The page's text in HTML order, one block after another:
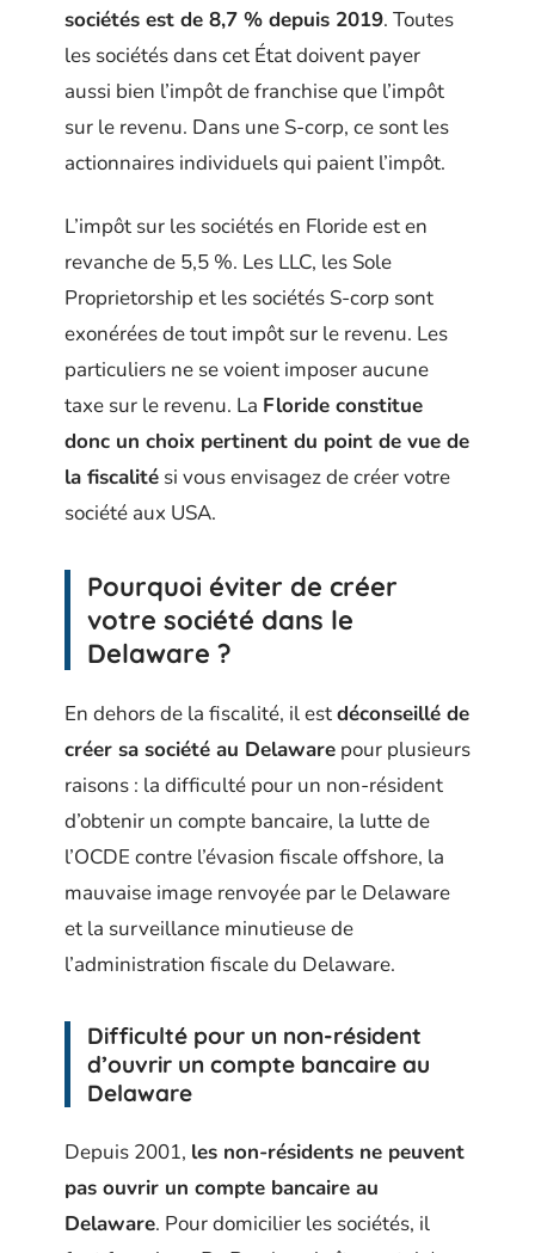
sociétés est de 8,7 % depuis 2019. Toutes
les sociétés dans cet État doivent payer
aussi bien l’impôt de franchise que l’impôt
sur le revenu. Dans une S-corp, ce sont les
actionnaires individuels qui paient l’impôt.
L’impôt sur les sociétés en Floride est en
revanche de 5,5 %. Les LLC, les Sole
Proprietorship et les sociétés S-corp sont
exonérées de tout impôt sur le revenu. Les
particuliers ne se voient imposer aucune
taxe sur le revenu. La Floride constitue
donc un choix pertinent du point de vue de
la fiscalité si vous envisagez de créer votre
société aux USA.
Pourquoi éviter de créer
votre société dans le
Delaware ?
En dehors de la fiscalité, il estdéconseillé de
créer sa société au Delaware pour plusieurs
raisons : la difficulté pour un non-résident
d’obtenir un compte bancaire, la lutte de
l’OCDE contre l’évasion fiscale offshore, la
mauvaise image renvoyée par le Delaware
et la surveillance minutieuse de
l’administration fiscale du Delaware.
Difficulté pour un non-résident
d’ouvrir un compte bancaire au
Delaware
Depuis 2001, les non-résidents ne peuvent
pas ouvrir un compte bancaire au
Delaware. Pour domicilier les sociétés, il